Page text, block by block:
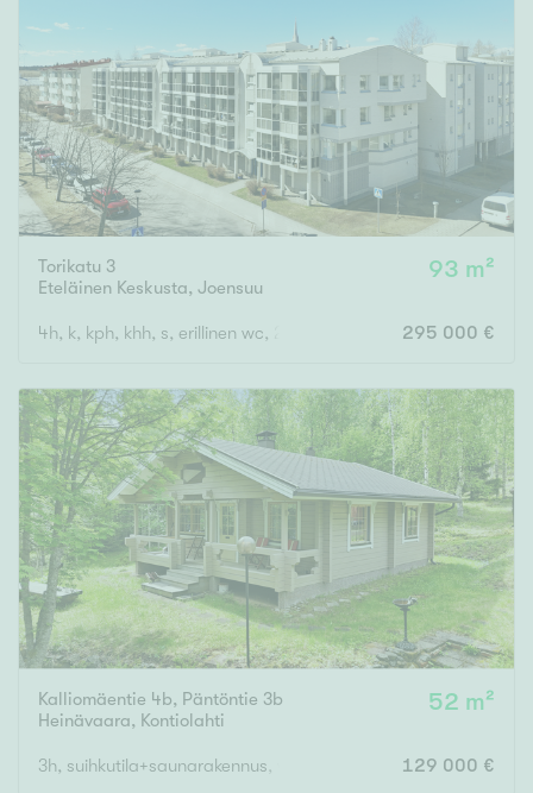
Torikatu 3
Eteläinen Keskusta, Joensuu
93 m²
4h, k, kph, khh, s, erillinen wc, 2 vaatehuonetta ( yj. 4+k+s)
295 000 €
Kalliomäentie 4b, Päntöntie 3b
Heinävaara, Kontiolahti
52 m²
3h, suihkutila+saunarakennus, varastot 129 000 €